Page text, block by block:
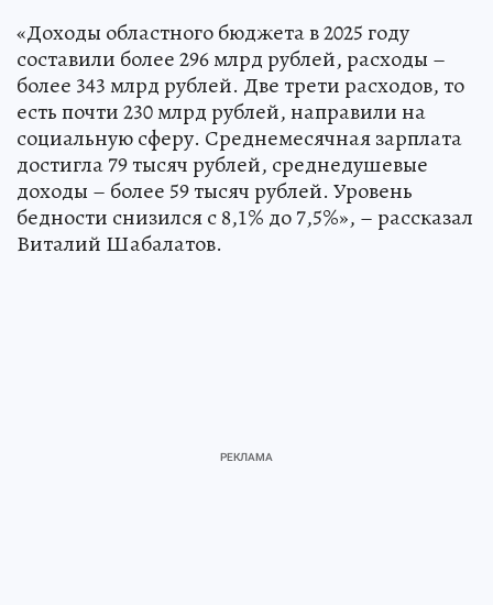
«Доходы областного бюджета в 2025 году
составили более 296 млрд рублей, расходы –
более 343 млрд рублей. Две трети расходов, то
есть почти 230 млрд рублей, направили на
социальную сферу. Среднемесячная зарплата
достигла 79 тысяч рублей, среднедушевые
доходы – более 59 тысяч рублей. Уровень
бедности снизился с 8,1% до 7,5%», – рассказал
Виталий Шабалатов.